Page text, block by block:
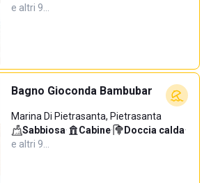
e altri 9…
Bagno Gioconda Bambubar
Marina Di Pietrasanta, Pietrasanta
Sabbiosa· Cabine· Doccia calda·
e altri 9…